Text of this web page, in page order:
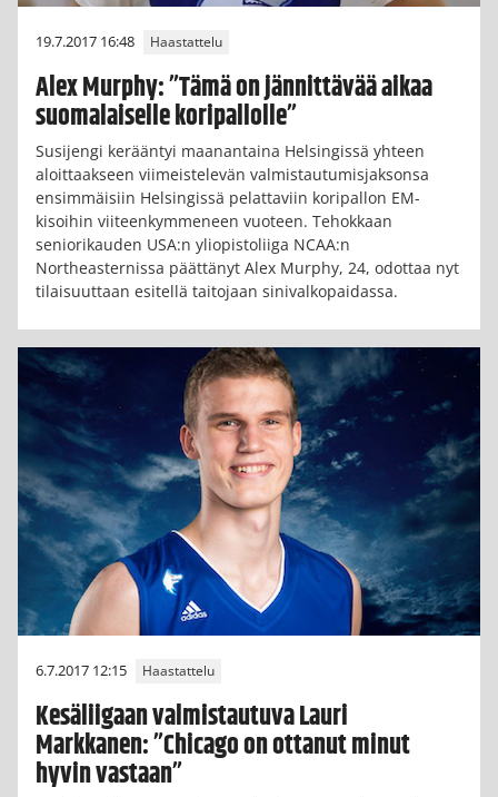
19.7.2017 16:48 Haastattelu
Alex Murphy: ”Tämä on jännittävää aikaa
suomalaiselle koripallolle”
Susijengi kerääntyi maanantaina Helsingissä yhteen
aloittaakseen viimeistelevän valmistautumisjaksonsa
ensimmäisiin Helsingissä pelattaviin koripallon EM-
kisoihin viiteenkymmeneen vuoteen. Tehokkaan
seniorikauden USA:n yliopistoliiga NCAA:n
Northeasternissa päättänyt Alex Murphy, 24, odottaa nyt
tilaisuuttaan esitellä taitojaan sinivalkopaidassa.
6.7.2017 12:15 Haastattelu
Kesäliigaan valmistautuva Lauri
Markkanen: ”Chicago on ottanut minut
hyvin vastaan”